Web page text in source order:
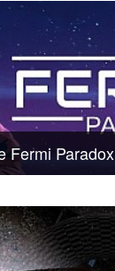
Fermi Paradox